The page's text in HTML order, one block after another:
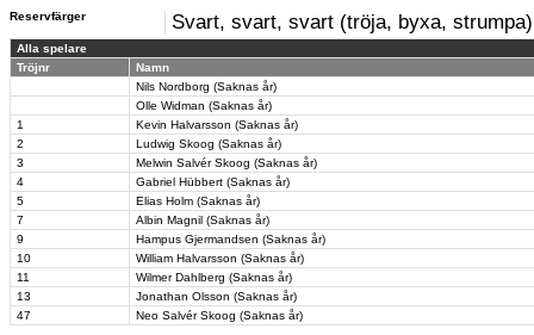
Reservfärger Svart, svart, svart (tröja, byxa, strumpa)
Alla spelare
Tröjnr
Namn
Nils Nordborg (Saknas år)
Olle Widman (Saknas år)
1
Kevin Halvarsson (Saknas år)
2
Ludwig Skoog (Saknas år)
3
Melwin Salvér Skoog (Saknas år)
4
Gabriel Hübbert (Saknas år)
5
Elias Holm (Saknas år)
7
Albin Magnil (Saknas år)
9
Hampus Gjermandsen (Saknas år)
10
William Halvarsson (Saknas år)
11
Wilmer Dahlberg (Saknas år)
13
Jonathan Olsson (Saknas år)
47
Neo Salvér Skoog (Saknas år)